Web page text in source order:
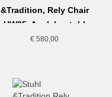
&Tradition, Rely Chair
HW35, Armlehnstuhl
gepolstert, Grau-Beige
€ 580,00